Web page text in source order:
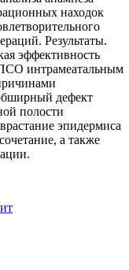
находок
Результаты.
эффективность
интрамеатальным
дефект
полости
эпидермиса
а также